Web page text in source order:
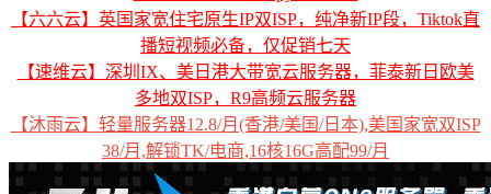
【六六云】英国家宽住宅原生IP双ISP，纯净新IP段，Tiktok直
播短视频必备，仅促销七天
【速维云】深圳IX、美日港大带宽云服务器，菲泰新日欧美
多地双ISP，R9高频云服务器
【沐雨云】轻量服务器12.8/月(香港/美国/日本),美国家宽双ISP
38/月,解锁TK/电商,16核16G高配99/月